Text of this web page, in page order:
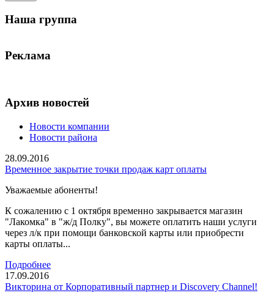
Наша группа
Реклама
Архив новостей
Новости компании
Новости района
28.09.2016
Временное закрытие точки продаж карт оплаты
Уважаемые абоненты!
К сожалению с 1 октября временно закрывается магазин
"Лакомка" в "ж/д Полку", вы можете оплатить наши услуги
через л/к при помощи банковской карты или приобрести
карты оплаты...
Подробнее
17.09.2016
Викторина от Корпоративный партнер и Discovery Channel!